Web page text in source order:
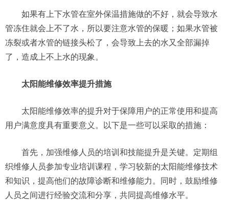
如果有上下水管在室外保温措施做的不好，就会导致水
管冻住就会上不了水，所以要注意水管的保暖；如果水管被
冻裂或者水管的链接头松了，会导致上去的水又全部漏掉
了，造成上不上水的现象。
太阳能维修效率提升措施
太阳能维修效率的提升对于保障用户的正常使用和提高
用户满意度具有重要意义。以下是一些可以采取的措施：
首先，加强维修人员的培训和技能提升是关键。定期组
织维修人员参加专业培训课程，学习较新的太阳能维修技术
和知识，提高他们的故障诊断和维修能力。同时，鼓励维修
人员之间进行经验交流和分享，共同提高维修水平。